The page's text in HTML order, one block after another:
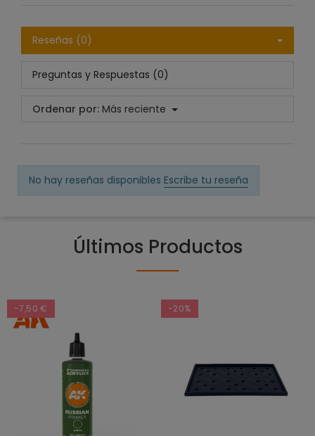
Reseñas (0)
Preguntas y Respuestas (0)
Ordenar por: Más reciente
No hay reseñas disponibles Escribe tu reseña
Últimos Productos
-7,50 € -20%